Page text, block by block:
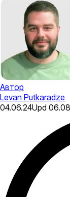
Автор
Levan Putkaradze
04.06.24Upd